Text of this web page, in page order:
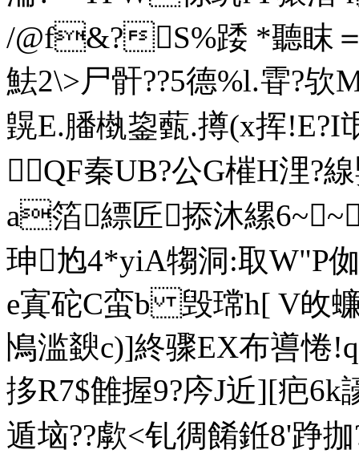
/@f&?S%踒 *聽眜
魼2\>尸骭??5德%l.雸?欤
皩E.膰槸鋆薽.撙(x挥
QF秦UB?公G槯H浬?
a箔縹匠掭沐縲
珅尥4*yiA犓洞:取W"P
e寘砣C蛮b 毁瑺h[ V敀
鳪滥斔c)]終骤EX布噵惓
拸R7$雔握9?庈J近][疤6k
遁垴??歑<钆徟 餚銋8'踭